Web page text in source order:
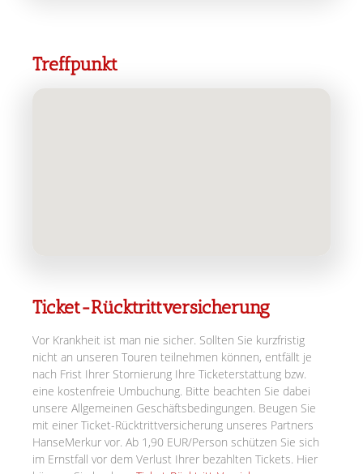
Treffpunkt
Ticket-Rücktrittversicherung
Vor Krankheit ist man nie sicher. Sollten Sie kurzfristig
nicht an unseren Touren teilnehmen können, entfällt je
nach Frist Ihrer Stornierung Ihre Ticketerstattung bzw.
eine kostenfreie Umbuchung. Bitte beachten Sie dabei
unsere Allgemeinen Geschäftsbedingungen. Beugen Sie
mit einer Ticket-Rücktrittversicherung unseres Partners
HanseMerkur vor. Ab 1,90 EUR/Person schützen Sie sich
im Ernstfall vor dem Verlust Ihrer bezahlten Tickets. Hier